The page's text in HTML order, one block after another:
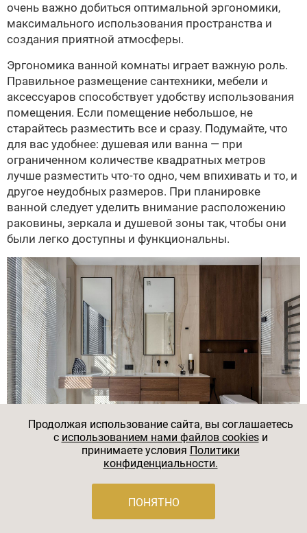
очень важно добиться оптимальной эргономики,
максимального использования пространства и
создания приятной атмосферы.
Эргономика ванной комнаты играет важную роль.
Правильное размещение сантехники, мебели и
аксессуаров способствует удобству использования
помещения. Если помещение небольшое, не
старайтесь разместить все и сразу. Подумайте, что
для вас удобнее: душевая или ванна — при
ограниченном количестве квадратных метров
лучше разместить что-то одно, чем впихивать и то, и
другое неудобных размеров. При планировке
ванной следует уделить внимание расположению
раковины, зеркала и душевой зоны так, чтобы они
были легко доступны и функциональны.
Максимальное количество шкафчиков и хранения в
ванной комнате помогает поддерживать порядок и
экономит место. Например, мы очень любим
Продолжая использование сайта, вы соглашаетесь
c использованием нами файлов cookiesи
принимаете условия Политики
конфиденциальности.
ПОНЯТНО